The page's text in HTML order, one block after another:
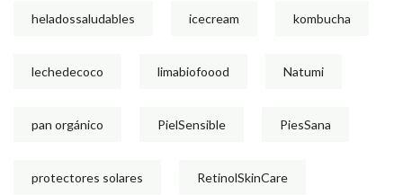
heladossaludables icecream kombucha
lechedecoco limabiofoood Natumi
pan orgánico PielSensible PiesSana
protectores solares RetinolSkinCare